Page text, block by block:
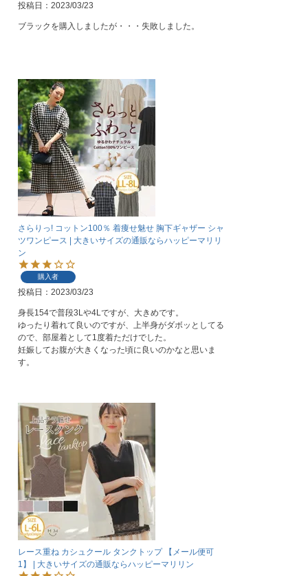
投稿日 2023/03/23
ブラックを購入しましたが・・・失敗しました。
さらりっ! コットン100％ 着痩せ魅せ 胸下ギャザー シャ
ツワンピース | 大きいサイズの通販ならハッピーマリリ
ン
購入者
投稿日 2023/03/23
身長154で普段3Lや4Lですが、大きめです。
ゆったり着れて良いのですが、上半身がダボッとしてる
ので、部屋着として1度着ただけでした。
妊娠してお腹が大きくなった頃に良いのかなと思いま
す。
レース重ね カシュクール タンクトップ 【メール便可
1】 | 大きいサイズの通販ならハッピーマリリン